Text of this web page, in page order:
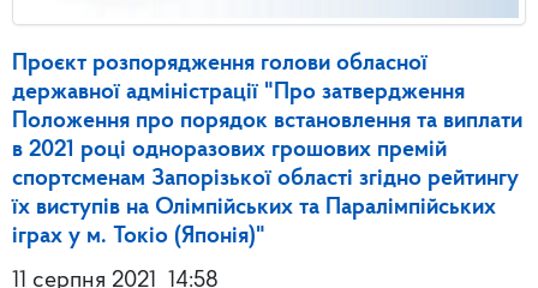
Проєкт розпорядження голови обласної
державної адміністрації "Про затвердження
Положення про порядок встановлення та виплати
в 2021 році одноразових грошових премій
спортсменам Запорізької області згідно рейтингу
їх виступів на Олімпійських та Паралімпійських
іграх у м. Токіо (Японія)"
11 серпня 2021
14:58